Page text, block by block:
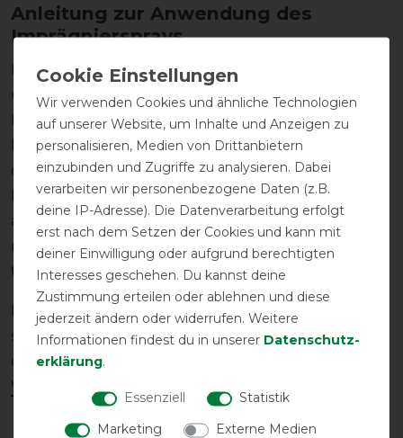
Anleitung zur Anwendung des
Imprägniersprays
Das kellX Imprägnierspray ist frei von Lösemitteln
und basiert auf Wasser, sodass es bedenkenlos in
Innenräumen oder im Stall verwendet werden
kann. Die Anwendung ist kinderleicht: Sprühen Sie
das Spray einfach nach der Wäsche aus etwa 30 cm
Entfernung auf die noch feuchte Pferdedecke oder
andere Textilien. Lassen Sie das Ganze dann
mindestens 3 Stunden bei Zimmertemperatur
trocknen.
Du weißt nicht, wie du deine Decken waschen
sollst? Nutze unserenPferdedecken-Waschservice
oder wasche selbst mit dem
Waschmittel 1000ml.
Wir verwenden Cookies und ähnliche Technologien
auf unserer Website, um Inhalte und Anzeigen zu
personalisieren, Medien von Drittanbietern
einzubinden und Zugriffe zu analysieren. Dabei
verarbeiten wir personenbezogene Daten (z.B.
deine IP-Adresse). Die Datenverarbeitung erfolgt
erst nach dem Setzen der Cookies und kann mit
deiner Einwilligung oder aufgrund berechtigten
Interesses geschehen. Du kannst deine
Zustimmung erteilen oder ablehnen und diese
jederzeit ändern oder widerrufen. Weitere
Informationen findest du in unserer Daten­schutz­
erklärung.
Essenziell
Statistik
Marketing
Externe Medien